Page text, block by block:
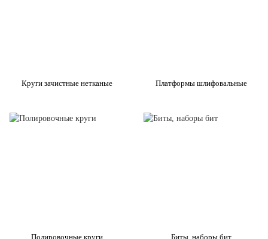
Круги зачистные нетканые Платформы шлифовальные
Полировочные круги Биты, наборы бит